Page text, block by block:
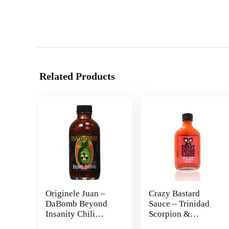
Related Products
Originele Juan –
DaBomb Beyond
Insanity Chili
Crazy Bastard
Sauce – Trinidad
Scorpion &